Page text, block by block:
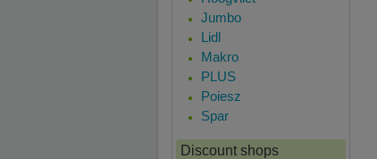
Jumbo
Lidl
Makro
PLUS
Poiesz
Spar
Discount shops